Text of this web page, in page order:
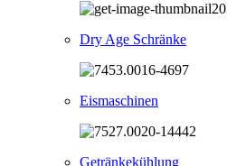
Dry Age Schränke
Eismaschinen
Getränkekühlung